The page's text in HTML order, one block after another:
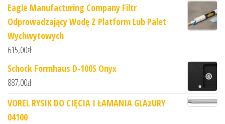
Eagle Manufacturing Company Filtr
Odprowadzający Wodę Z Platform Lub Palet
Wychwytowych
615,00zł
Schock Formhaus D-100S Onyx
887,00zł
VOREL RYSIK DO CIĘCIA I ŁAMANIA GLAzURY
04100